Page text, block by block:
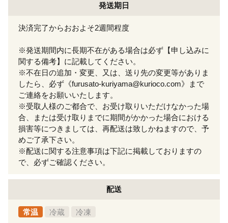
発送期日
決済完了からおおよそ2週間程度
※発送期間内に長期不在がある場合は必ず【申し込みに
関する備考】に記載してください。
※不在日の追加・変更、又は、送り先の変更等がありま
したら、必ず《furusato-kuriyama@kurioco.com》まで
ご連絡をお願いいたします。
※受取人様のご都合で、お受け取りいただけなかった場
合、または受け取りまでに期間がかかった場合における
損害等につきましては、再配送は致しかねますので、予
めご了承下さい。
※配送に関する注意事項は下記に掲載しておりますの
で、必ずご確認ください。
配送
常温 冷蔵 冷凍